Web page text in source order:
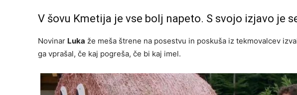
V šovu Kmetija je vse bolj napeto. S svojo izjavo je
Novinar Luka že meša štrene na posestvu in poskuša iz tekmovalcev
ga vprašal, če kaj pogreša, če bi kaj imel.